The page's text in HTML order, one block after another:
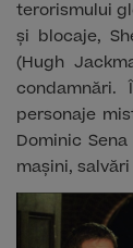
terorismului
și blocaje,
(Hugh
personaje
Dominic
mașini,